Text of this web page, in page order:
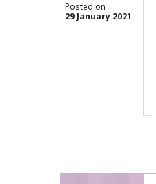
Posted on
29 January 2021